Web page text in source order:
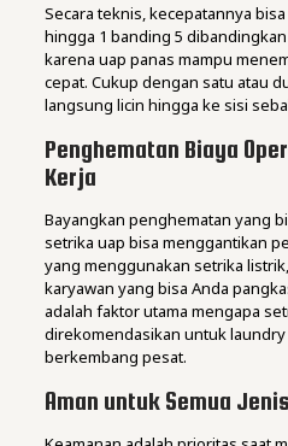
Secara teknis, kecepatannya
hingga 1 banding 5
karena uap panas mampu
cepat. Cukup dengan satu atau
langsung licin hingga ke sisi
Penghematan Biaya
Kerja
Bayangkan penghematan yang
setrika uap bisa menggantikan
yang menggunakan setrika
karyawan yang bisa Anda
adalah faktor utama mengapa
direkomendasikan untuk
berkembang pesat.
Aman untuk Semua